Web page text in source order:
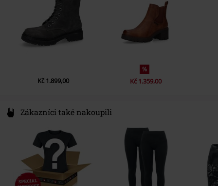
Kč 1.899,00
%
Kč 1.359,00
Zákazníci také nakoupili